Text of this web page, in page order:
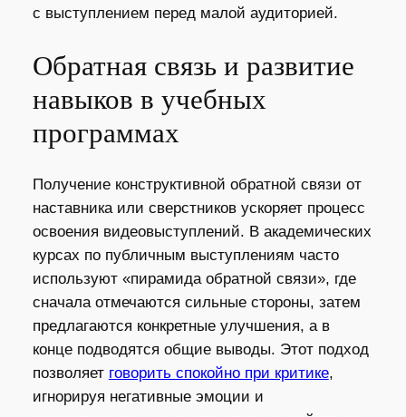
с выступлением перед малой аудиторией.
Обратная связь и развитие
навыков в учебных
программах
Получение конструктивной обратной связи от
наставника или сверстников ускоряет процесс
освоения видеовыступлений. В академических
курсах по публичным выступлениям часто
используют «пирамида обратной связи», где
сначала отмечаются сильные стороны, затем
предлагаются конкретные улучшения, а в
конце подводятся общие выводы. Этот подход
позволяет говорить спокойно при критике,
игнорируя негативные эмоции и